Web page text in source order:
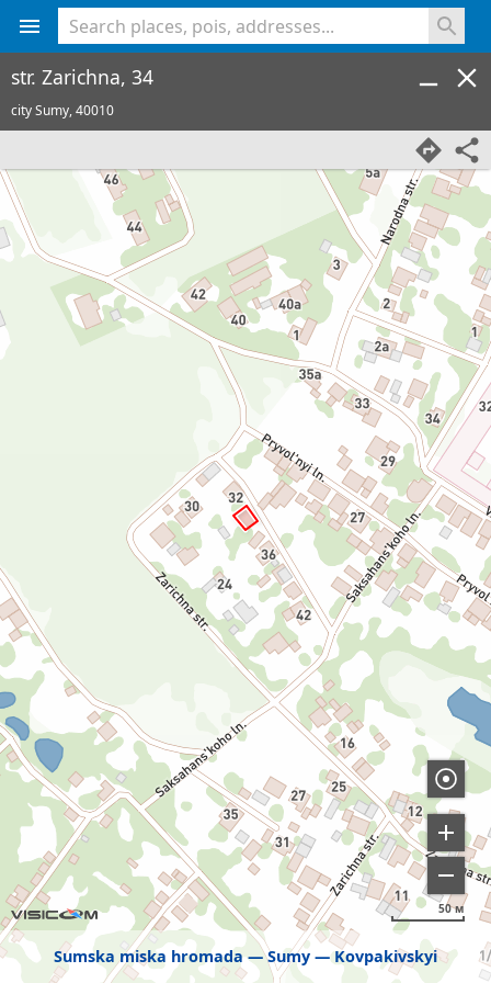
Sumska miska hromada Sumy Kovpakivskyi
50 м
str. Zarichna, 34
city Sumy,40010
<% console.log(hcard) %>